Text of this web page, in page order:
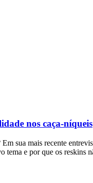
nos caça-níqueis
sua mais recente
e por que os reskins